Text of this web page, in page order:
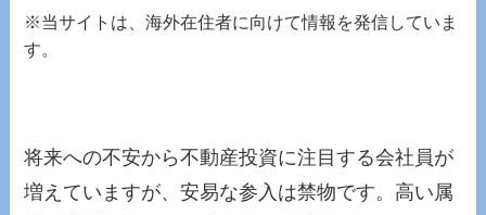
※当サイトは、海外在住者に向けて情報を発信していま
す。
将来への不安から不動産投資に注目する会社員が
増えていますが、安易な参入は禁物です。高い属